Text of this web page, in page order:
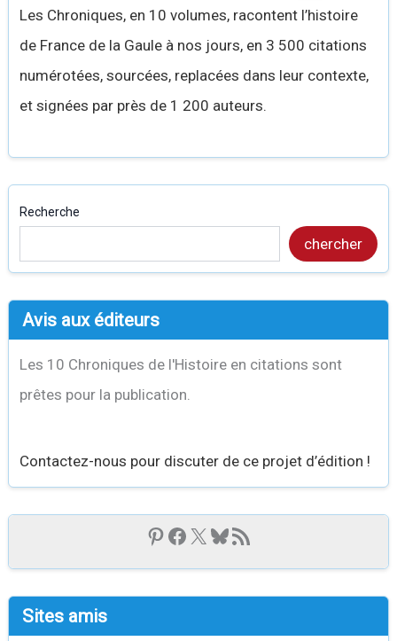
Les Chroniques, en 10 volumes, racontent l’histoire
de France de la Gaule à nos jours, en 3 500 citations
numérotées, sourcées, replacées dans leur contexte,
et signées par près de 1 200 auteurs.
Recherche
chercher
Avis aux éditeurs
Les 10 Chroniques de l'Histoire en citations sont
prêtes pour la publication.
Contactez-nous pour discuter de ce projet d’édition !
Sites amis